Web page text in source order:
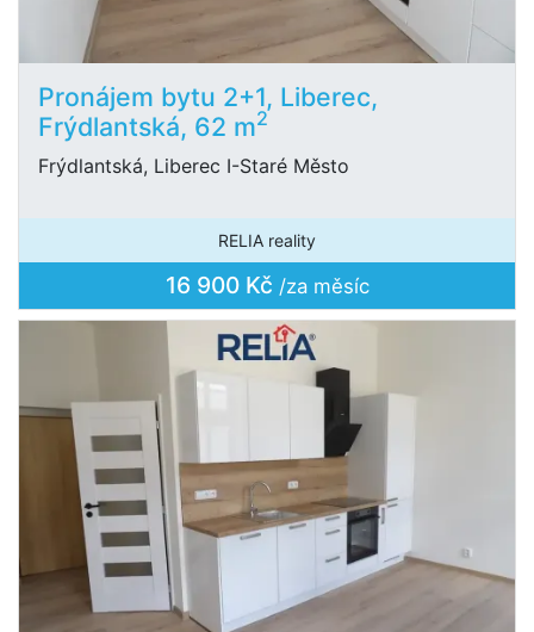
Pronájem bytu 2+1, Liberec,
Frýdlantská, 62 m2
Frýdlantská, Liberec I-Staré Město
RELIA reality
16 900 Kč /za měsíc